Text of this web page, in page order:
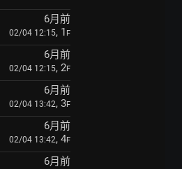
6月前
02/04 12:15, 1 F
6月前
02/04 12:15, 2F
6月前
02/04 13:42, 3F
6月前
02/04 13:42, 4F
6月前